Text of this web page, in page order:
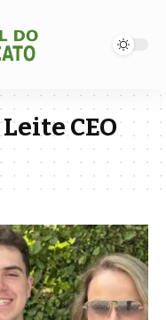
CEO